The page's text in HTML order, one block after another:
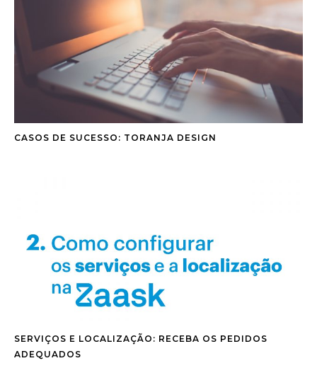
CASOS DE SUCESSO: TORANJA DESIGN
SERVIÇOS E LOCALIZAÇÃO: RECEBA OS PEDIDOS
ADEQUADOS